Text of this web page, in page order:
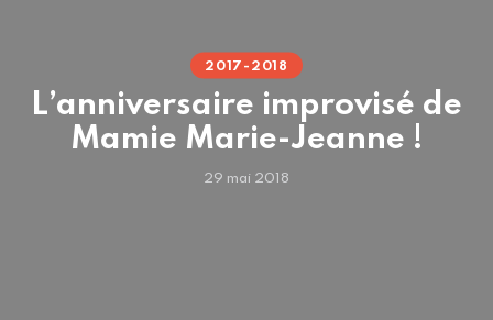
2017-2018
L’anniversaire improvisé de
Mamie Marie-Jeanne !
29 mai 2018